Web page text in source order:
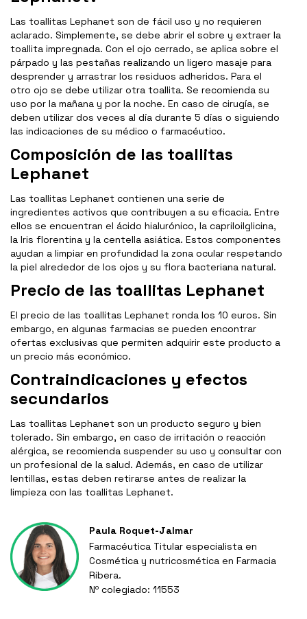
Las toallitas Lephanet son de fácil uso y no requieren
aclarado. Simplemente, se debe abrir el sobre y extraer la
toallita impregnada. Con el ojo cerrado, se aplica sobre el
párpado y las pestañas realizando un ligero masaje para
desprender y arrastrar los residuos adheridos. Para el
otro ojo se debe utilizar otra toallita. Se recomienda su
uso por la mañana y por la noche. En caso de cirugía, se
deben utilizar dos veces al día durante 5 días o siguiendo
las indicaciones de su médico o farmacéutico.
Composición de las toallitas
Lephanet
Las toallitas Lephanet contienen una serie de
ingredientes activos que contribuyen a su eficacia. Entre
ellos se encuentran el ácido hialurónico, la capriloilglicina,
la Iris florentina y la centella asiática. Estos componentes
ayudan a limpiar en profundidad la zona ocular respetando
la piel alrededor de los ojos y su flora bacteriana natural.
Precio de las toallitas Lephanet
El precio de las toallitas Lephanet ronda los 10 euros. Sin
embargo, en algunas farmacias se pueden encontrar
ofertas exclusivas que permiten adquirir este producto a
un precio más económico.
Contraindicaciones y efectos
secundarios
Las toallitas Lephanet son un producto seguro y bien
tolerado. Sin embargo, en caso de irritación o reacción
alérgica, se recomienda suspender su uso y consultar con
un profesional de la salud. Además, en caso de utilizar
lentillas, estas deben retirarse antes de realizar la
limpieza con las toallitas Lephanet.
Paula Roquet-Jalmar
Farmacéutica Titular especialista en
Cosmética y nutricosmética en Farmacia
Ribera.
Nº colegiado: 11553